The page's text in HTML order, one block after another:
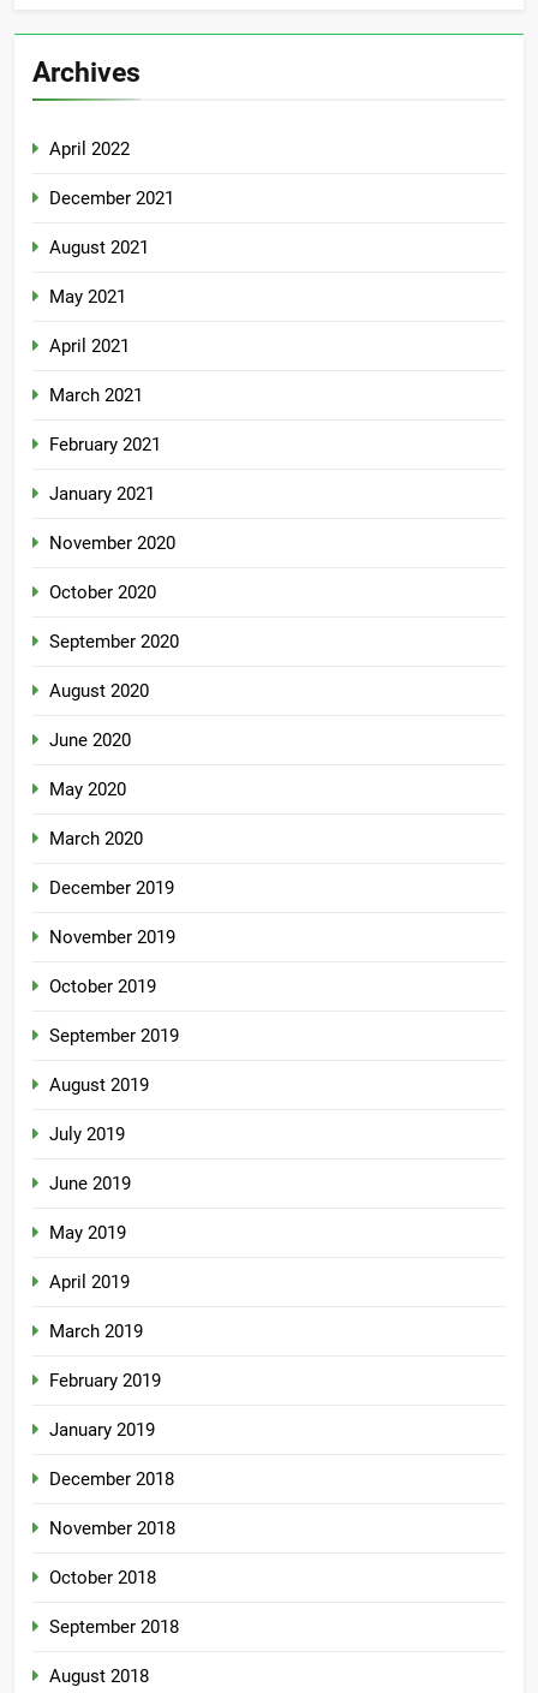
Archives
April 2022
December 2021
August 2021
May 2021
April 2021
March 2021
February 2021
January 2021
November 2020
October 2020
September 2020
August 2020
June 2020
May 2020
March 2020
December 2019
November 2019
October 2019
September 2019
August 2019
July 2019
June 2019
May 2019
April 2019
March 2019
February 2019
January 2019
December 2018
November 2018
October 2018
September 2018
August 2018